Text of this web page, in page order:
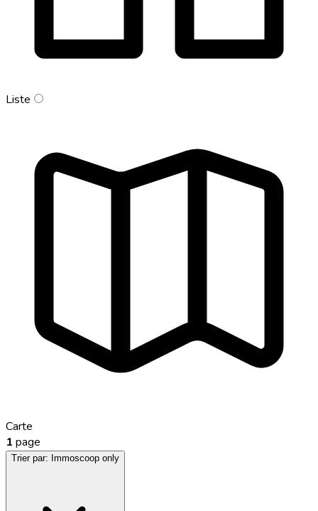
Liste
Carte
1 page
Trier par: Immoscoop only